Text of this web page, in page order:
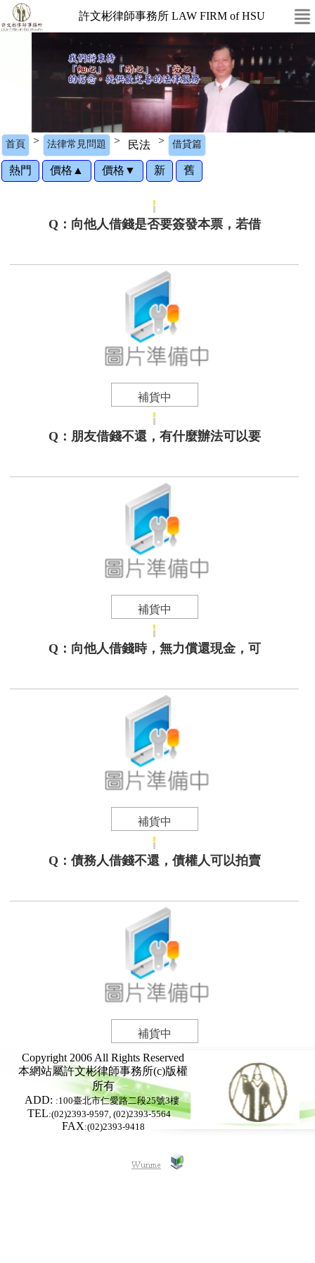
許文彬律師事務所 LAW FIRM of HSU
首頁 > 法律常見問題 > 民法 > 借貸篇
熱門 價格▲ 價格▼ 新 舊
Q：向他人借錢是否要簽發本票，若借
補貨中
Q：朋友借錢不還，有什麼辦法可以要
補貨中
Q：向他人借錢時，無力償還現金，可
補貨中
Q：債務人借錢不還，債權人可以拍賣
補貨中
Copyright 2006 All Rights Reserved
本網站屬許文彬律師事務所(c)版權
所有
ADD: :100臺北市仁愛路二段25號3樓
TEL:(02)2393-9597, (02)2393-5564
FAX:(02)2393-9418